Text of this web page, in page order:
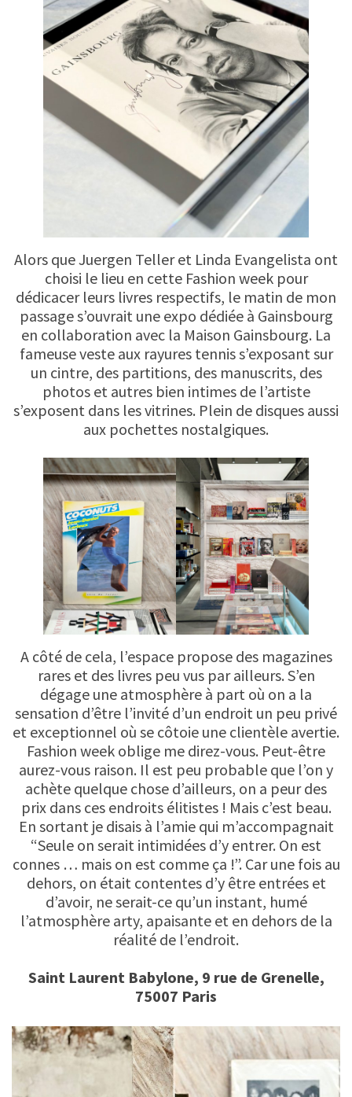
Alors que Juergen Teller et Linda Evangelista ont
choisi le lieu en cette Fashion week pour
dédicacer leurs livres respectifs, le matin de mon
passage s’ouvrait une expo dédiée à Gainsbourg
en collaboration avec la Maison Gainsbourg. La
fameuse veste aux rayures tennis s’exposant sur
un cintre, des partitions, des manuscrits, des
photos et autres bien intimes de l’artiste
s’exposent dans les vitrines. Plein de disques aussi
aux pochettes nostalgiques.
A côté de cela, l’espace propose des magazines
rares et des livres peu vus par ailleurs. S’en
dégage une atmosphère à part où on a la
sensation d’être l’invité d’un endroit un peu privé
et exceptionnel où se côtoie une clientèle avertie.
Fashion week oblige me direz-vous. Peut-être
aurez-vous raison. Il est peu probable que l’on y
achète quelque chose d’ailleurs, on a peur des
prix dans ces endroits élitistes ! Mais c’est beau.
En sortant je disais à l’amie qui m’accompagnait
“Seule on serait intimidées d’y entrer. On est
connes … mais on est comme ça !”. Car une fois au
dehors, on était contentes d’y être entrées et
d’avoir, ne serait-ce qu’un instant, humé
l’atmosphère arty, apaisante et en dehors de la
réalité de l’endroit.
Saint Laurent Babylone, 9 rue de Grenelle,
75007 Paris